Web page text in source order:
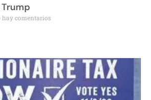
hay comentarios